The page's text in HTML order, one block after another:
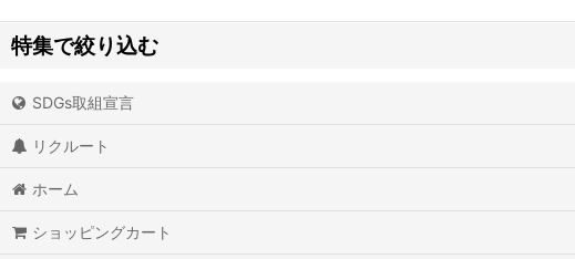
特集で絞り込む
アイオライト
アイスクォーツ
アイリスクォーツ
SDGs取組宣言
リクルート
ホーム
ショッピングカート